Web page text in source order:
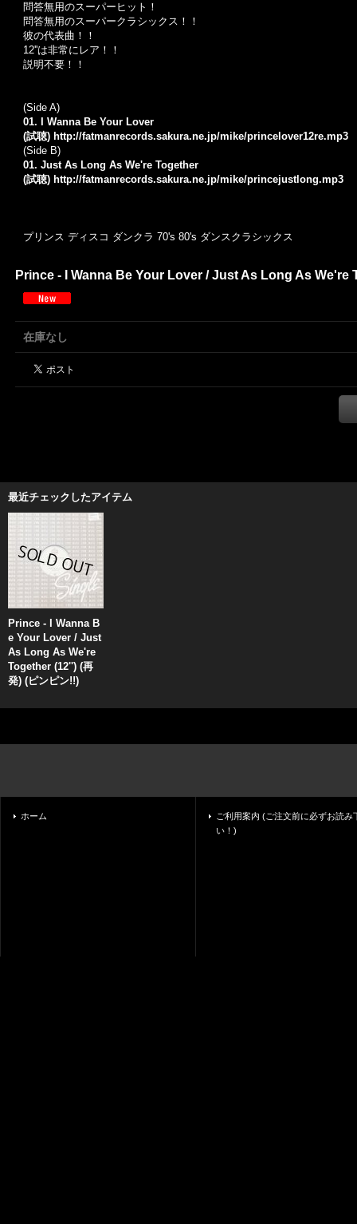
問答無用のスーパーヒット！
問答無用のスーパークラシックス！！
彼の代表曲！！
12''は非常にレア！！
説明不要！！
(Side A)
01. I Wanna Be Your Lover
(試聴) http://fatmanrecords.sakura.ne.jp/mike/princelover12re.mp3
(Side B)
01. Just As Long As We're Together
(試聴) http://fatmanrecords.sakura.ne.jp/mike/princejustlong.mp3
プリンス ディスコ ダンクラ 70's 80's ダンスクラシックス
Prince - I Wanna Be Your Lover / Just As Long As We're
在庫なし
最近チェックしたアイテム
Prince - I Wanna B
e Your Lover / Just
As Long As We're
Together (12'') (再
発) (ピンピン!!)
ホーム
ご利用案内 (ご注文前に必ずお読み
い！)